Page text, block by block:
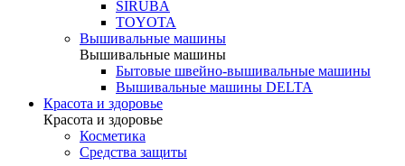
SIRUBA
TOYOTA
Вышивальные машины
Вышивальные машины
Бытовые швейно-вышивальные машины
Вышивальные машины DELTA
Красота и здоровье
Красота и здоровье
Косметика
Средства защиты